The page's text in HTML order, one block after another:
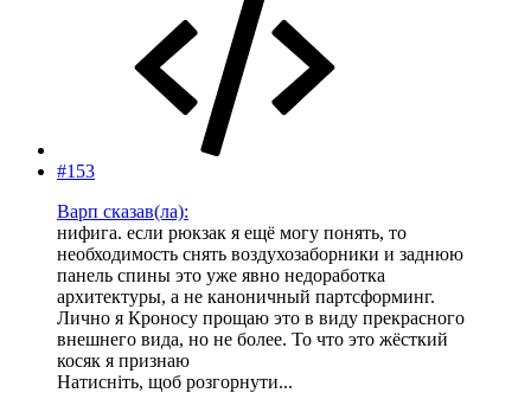
#153
Варп сказав(ла):
нифига. если рюкзак я ещё могу понять, то
необходимость снять воздухозаборники и заднюю
панель спины это уже явно недоработка
архитектуры, а не каноничный партсформинг.
Лично я Кроносу прощаю это в виду прекрасного
внешнего вида, но не более. То что это жёсткий
косяк я признаю
Натисніть, щоб розгорнути...